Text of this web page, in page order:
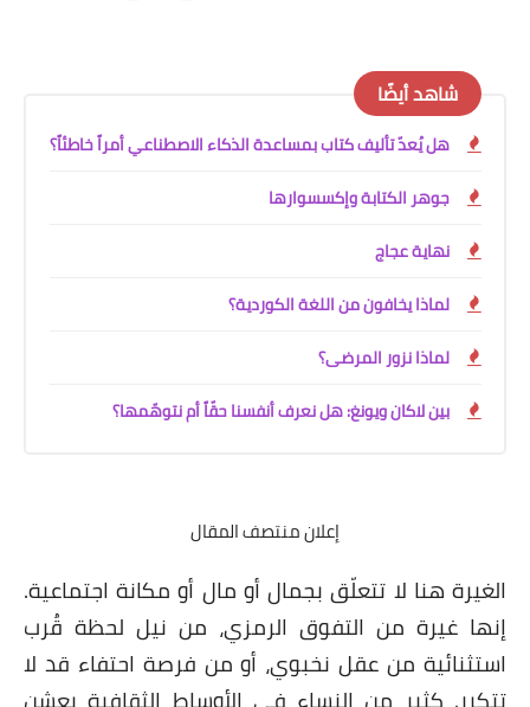
شاهد أيضًا
هل يُعدّ تأليف كتاب بمساعدة الذكاء الاصطناعي أمراً خاطئاً؟
جوهر الكتابة وإكسسوارها
نهاية عجاج
لماذا يخافون من اللغة الكوردية؟
لماذا نزور المرضى؟
بين لاكان ويونغ: هل نعرف أنفسنا حقّاً أم نتوهّمها؟
إعلان منتصف المقال
الغيرة هنا لا تتعلّق بجمال أو مال أو مكانة اجتماعية.
إنها غيرة من التفوق الرمزي، من نيل لحظة قُرب
استثنائية من عقل نخبوي، أو من فرصة احتفاء قد لا